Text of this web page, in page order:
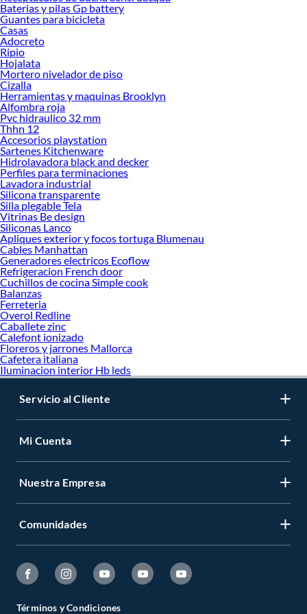
Herramientas, materiales y accesorios de calidad para tus proyectos y
renovación de espacios. ¡Visítanos y descubre todo lo que tenemos para
ofrecerte!
Encuentra una amplia variedad de productos de Smart Home en Sodimac.
Encuentra todo lo necesario para tus proyectos de renovación y decoración.
¡Visítanos y haz tus ideas realidad!
Baterias y pilas Gp battery
Guantes para bicicleta
Casas
Adocreto
Ripio
Hojalata
Mortero nivelador de piso
Cizalla
Herramientas y maquinas Brooklyn
Alfombra roja
Pvc hidraulico 32 mm
Thhn 12
Accesorios playstation
Sartenes Kitchenware
Hidrolavadora black and decker
Perfiles para terminaciones
Lavadora industrial
Silicona transparente
Silla plegable Tela
Vitrinas Be design
Siliconas Lanco
Apliques exterior y focos tortuga Blumenau
Cables Manhattan
Generadores electricos Ecoflow
Refrigeracion French door
Cuchillos de cocina Simple cook
Balanzas
Ferreteria
Overol Redline
Caballete zinc
Calefont ionizado
Floreros y jarrones Mallorca
Cafetera italiana
Iluminacion interior Hb leds
Servicio al Cliente
Mi Cuenta
Nuestra Empresa
Comunidades
Términos y Condiciones